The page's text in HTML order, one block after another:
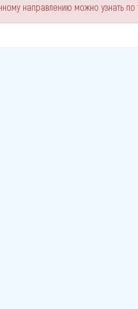
направлению можно узнать по